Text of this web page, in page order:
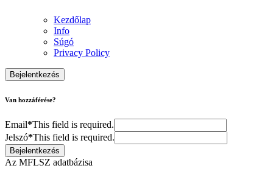
Kezdőlap
Info
Súgó
Privacy Policy
Bejelentkezés
Van hozzáférése?
Email*This field is required.
Jelszó*This field is required.
Bejelentkezés
Az MFLSZ adatbázisa